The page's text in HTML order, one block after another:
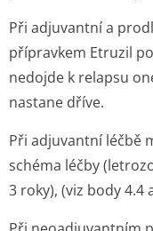
Při adjuvantní a
přípravkem Etruzil
nedojde k relapsu
nastane dříve.
Při adjuvantní léčbě
schéma léčby
3 roky), (viz body 4.4